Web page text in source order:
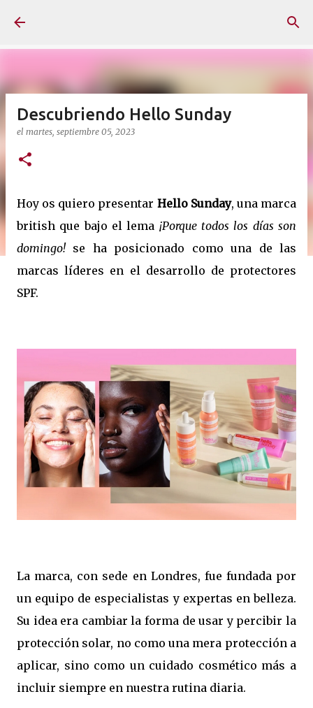
Descubriendo Hello Sunday
el martes, septiembre 05, 2023
Hoy os quiero presentar Hello Sunday, una marca
british que bajo el lema ¡Porque todos los días son
domingo! se ha posicionado como una de las
marcas líderes en el desarrollo de protectores
SPF.
La marca, con sede en Londres, fue fundada por
un equipo de especialistas y expertas en belleza.
Su idea era cambiar la forma de usar y percibir la
protección solar, no como una mera protección a
aplicar, sino como un cuidado cosmético más a
incluir siempre en nuestra rutina diaria.